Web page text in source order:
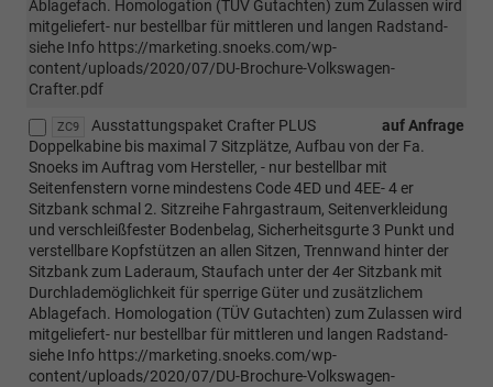
Ablagefach. Homologation (TÜV Gutachten) zum Zulassen wird
mitgeliefert- nur bestellbar für mittleren und langen Radstand-
siehe Info https://marketing.snoeks.com/wp-
content/uploads/2020/07/DU-Brochure-Volkswagen-
Crafter.pdf
ZC9 auf Anfrage
Ausstattungspaket Crafter PLUS
Doppelkabine bis maximal 7 Sitzplätze, Aufbau von der Fa.
Snoeks im Auftrag vom Hersteller, - nur bestellbar mit
Seitenfenstern vorne mindestens Code 4ED und 4EE- 4 er
Sitzbank schmal 2. Sitzreihe Fahrgastraum, Seitenverkleidung
und verschleißfester Bodenbelag, Sicherheitsgurte 3 Punkt und
verstellbare Kopfstützen an allen Sitzen, Trennwand hinter der
Sitzbank zum Laderaum, Staufach unter der 4er Sitzbank mit
Durchlademöglichkeit für sperrige Güter und zusätzlichem
Ablagefach. Homologation (TÜV Gutachten) zum Zulassen wird
mitgeliefert- nur bestellbar für mittleren und langen Radstand-
siehe Info https://marketing.snoeks.com/wp-
content/uploads/2020/07/DU-Brochure-Volkswagen-